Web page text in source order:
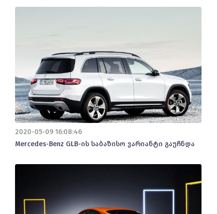
2020-05-09 16:08:46
Mercedes-Benz GLB-ის საბაზისო ვარიანტი გაუჩნდა